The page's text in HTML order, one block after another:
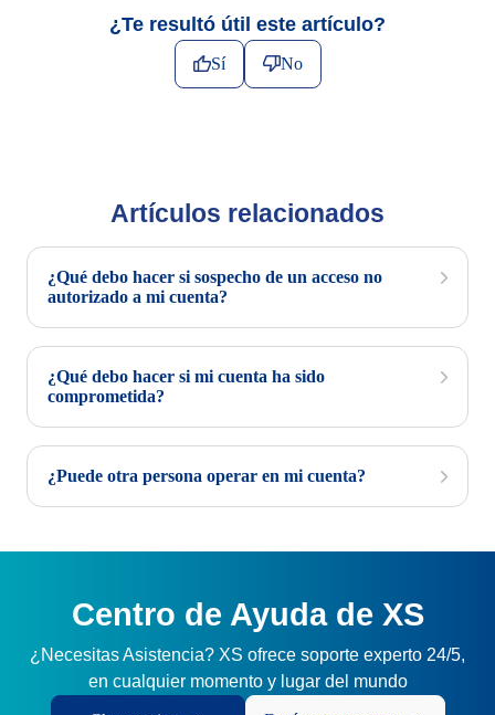
¿Te resultó útil este artículo?
Sí No
Artículos relacionados
¿Qué debo hacer si sospecho de un acceso no
autorizado a mi cuenta?
¿Qué debo hacer si mi cuenta ha sido
comprometida?
¿Puede otra persona operar en mi cuenta?
Centro de Ayuda de XS
¿Necesitas Asistencia? XS ofrece soporte experto 24/5,
en cualquier momento y lugar del mundo